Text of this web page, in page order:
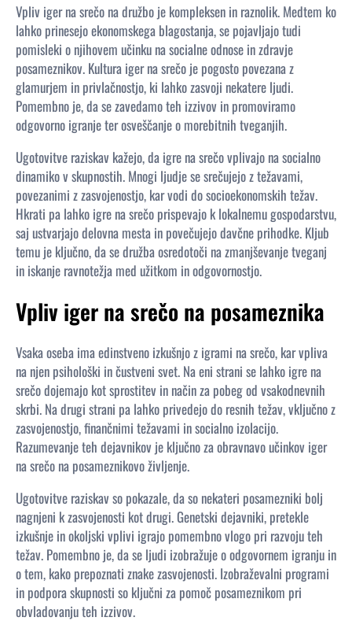
Vpliv iger na srečo na družbo je kompleksen in raznolik. Medtem ko
lahko prinesejo ekonomskega blagostanja, se pojavljajo tudi
pomisleki o njihovem učinku na socialne odnose in zdravje
posameznikov. Kultura iger na srečo je pogosto povezana z
glamurjem in privlačnostjo, ki lahko zasvoji nekatere ljudi.
Pomembno je, da se zavedamo teh izzivov in promoviramo
odgovorno igranje ter osveščanje o morebitnih tveganjih.
Ugotovitve raziskav kažejo, da igre na srečo vplivajo na socialno
dinamiko v skupnostih. Mnogi ljudje se srečujejo z težavami,
povezanimi z zasvojenostjo, kar vodi do socioekonomskih težav.
Hkrati pa lahko igre na srečo prispevajo k lokalnemu gospodarstvu,
saj ustvarjajo delovna mesta in povečujejo davčne prihodke. Kljub
temu je ključno, da se družba osredotoči na zmanjševanje tveganj
in iskanje ravnotežja med užitkom in odgovornostjo.
Vpliv iger na srečo na posameznika
Vsaka oseba ima edinstveno izkušnjo z igrami na srečo, kar vpliva
na njen psihološki in čustveni svet. Na eni strani se lahko igre na
srečo dojemajo kot sprostitev in način za pobeg od vsakodnevnih
skrbi. Na drugi strani pa lahko privedejo do resnih težav, vključno z
zasvojenostjo, finančnimi težavami in socialno izolacijo.
Razumevanje teh dejavnikov je ključno za obravnavo učinkov iger
na srečo na posameznikovo življenje.
Ugotovitve raziskav so pokazale, da so nekateri posamezniki bolj
nagnjeni k zasvojenosti kot drugi. Genetski dejavniki, pretekle
izkušnje in okoljski vplivi igrajo pomembno vlogo pri razvoju teh
težav. Pomembno je, da se ljudi izobražuje o odgovornem igranju in
o tem, kako prepoznati znake zasvojenosti. Izobraževalni programi
in podpora skupnosti so ključni za pomoč posameznikom pri
obvladovanju teh izzivov.